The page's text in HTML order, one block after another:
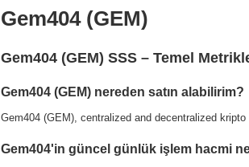
Gem404 (GEM)
Gem404 (GEM) SSS – Temel
Gem404 (GEM) nereden satın alabilirim?
Gem404 (GEM), centralized and decentralized kripto
Gem404'in güncel günlük işlem hacmi